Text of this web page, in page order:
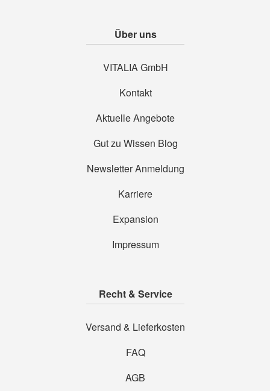
Über uns
VITALIA GmbH
Kontakt
Aktuelle Angebote
Gut zu Wissen Blog
Newsletter Anmeldung
Karriere
Expansion
Impressum
Recht & Service
Versand & Lieferkosten
FAQ
AGB